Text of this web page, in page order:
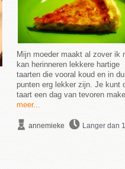
Mijn moeder maakt al zover ik
kan herinneren lekkere hartige
taarten die vooral koud en in
punten erg lekker zijn. Je kunt
taart een dag van tevoren
meer...
annemieke Langer dan